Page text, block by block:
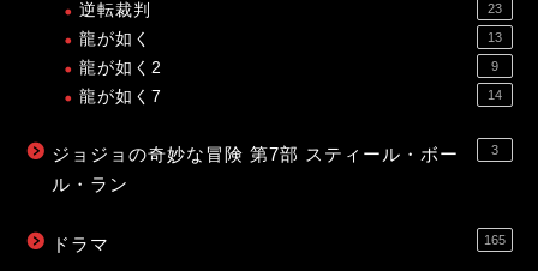
逆転裁判 23
龍が如く 13
龍が如く2 9
龍が如く7 14
ジョジョの奇妙な冒険 第7部 スティール・ボー
ル・ラン
3
ドラマ 165